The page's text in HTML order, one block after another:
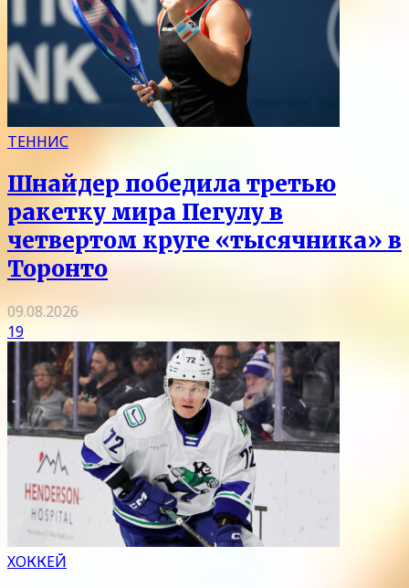
ТЕННИС
Шнайдер победила третью
ракетку мира Пегулу в
четвертом круге «тысячника» в
Торонто
09.08.2026
19
ХОККЕЙ